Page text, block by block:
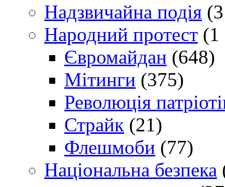
Надзвичайна подія
Народний протест (1
Євромайдан (648)
Мітинги (375)
Революція
Страйк (21)
Флешмоби (77)
Національна безпека